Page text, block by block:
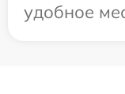
удобное